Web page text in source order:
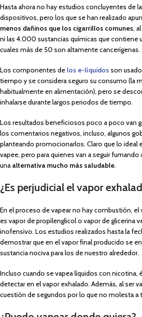
Hasta ahora no hay estudios concluyentes de
dispositivos, pero los que se han realizado
menos dañinos que los cigarrillos comunes,
ni las 4.000 sustancias químicas que contiene
cuales más de 50 son altamente cancerígenas.
Los componentes de los e-líquidos son
tiempo y se considera seguro su consumo (la
habitualmente en alimentación), pero se
inhalarse durante largos periodos de tiempo.
Los resultados beneficiosos poco a poco van
los comentarios negativos, incluso, algunos
planteando promocionarlos. Claro que lo ideal
vapee, pero para quienes van a seguir
una alternativa mucho más saludable.
¿Es perjudicial el vapor
En el proceso de vapear no hay combustión, el
es vapor de propilenglicol o vapor de glicerina
inofensivo. Los estudios realizados hasta la
demostrar que en el vapor final producido se
sustancia nociva para los de nuestro alrededor.
Incluso cuando se vapea líquidos con nicotina,
detectar en el vapor exhalado. Además, al ser
cuestión de segundos por lo que no molesta a